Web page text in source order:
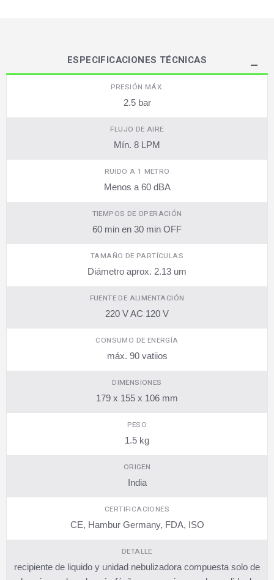
ESPECIFICACIONES TÉCNICAS
PRESIÓN MÁX.
2.5 bar
FLUJO DE AIRE
Mín. 8 LPM
RUIDO A 1 METRO
Menos a 60 dBA
TIEMPOS DE OPERACIÓN
60 min en 30 min OFF
TAMAÑO DE PARTÍCULAS
Diámetro aprox. 2.13 um
FUENTE DE ALIMENTACIÓN
220 V AC 120 V
CONSUMO DE ENERGÍA
máx. 90 vatiios
DIMENSIONES
179 x 155 x 106 mm
PESO
1.5 kg
ORIGEN
India
CERTIFICACIONES
CE, Hambur Germany, FDA, ISO
DETALLE
recipiente de liquido y unidad nebulizadora compuesta solo de